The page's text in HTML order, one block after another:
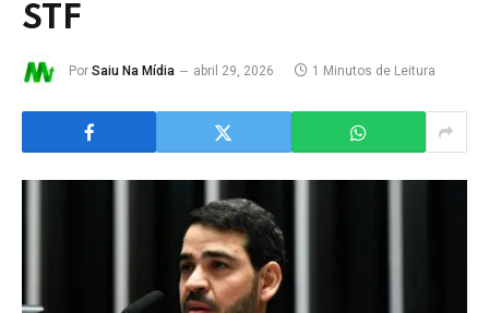
STF
Por Saiu Na Mídia abril 29, 2026 1 Minutos de Leitura